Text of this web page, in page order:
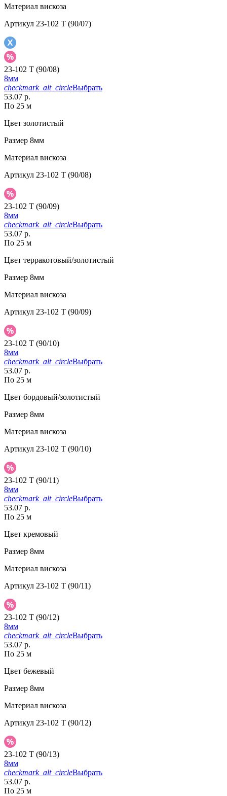
Материал вискоза
Артикул 23-102 T (90/07)
23-102 T (90/08)
8мм
checkmark_alt_circleВыбрать
53.07 р.
По 25 м
Цвет золотистый
Размер 8мм
Материал вискоза
Артикул 23-102 T (90/08)
23-102 T (90/09)
8мм
checkmark_alt_circleВыбрать
53.07 р.
По 25 м
Цвет терракотовый/золотистый
Размер 8мм
Материал вискоза
Артикул 23-102 T (90/09)
23-102 T (90/10)
8мм
checkmark_alt_circleВыбрать
53.07 р.
По 25 м
Цвет бордовый/золотистый
Размер 8мм
Материал вискоза
Артикул 23-102 T (90/10)
23-102 T (90/11)
8мм
checkmark_alt_circleВыбрать
53.07 р.
По 25 м
Цвет кремовый
Размер 8мм
Материал вискоза
Артикул 23-102 T (90/11)
23-102 T (90/12)
8мм
checkmark_alt_circleВыбрать
53.07 р.
По 25 м
Цвет бежевый
Размер 8мм
Материал вискоза
Артикул 23-102 T (90/12)
23-102 T (90/13)
8мм
checkmark_alt_circleВыбрать
53.07 р.
По 25 м